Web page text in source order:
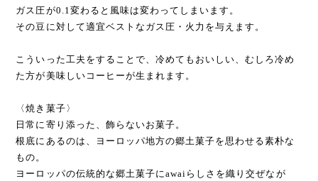
ガス圧が0.1変わると風味は変わってしまいます。
その豆に対して適宜ベストなガス圧・火力を与えます。
こういった工夫をすることで、冷めてもおいしい、むしろ冷め
た方が美味しいコーヒーが生まれます。
〈焼き菓子〉
日常に寄り添った、飾らないお菓子。
根底にあるのは、ヨーロッパ地方の郷土菓子を思わせる素朴な
もの。
ヨーロッパの伝統的な郷土菓子にawaiらしさを織り交ぜなが